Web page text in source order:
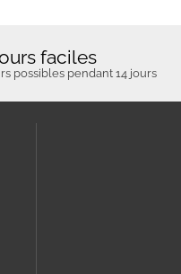
faciles
possibles pendant 14 jours